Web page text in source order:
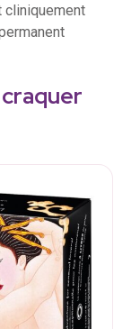
cliniquement